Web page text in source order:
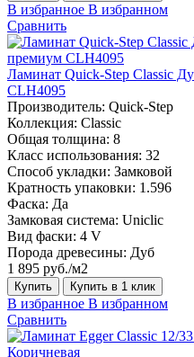
В избранное В избранном
Сравнить
Ламинат Quick-Step Classic
CLH4095
Производитель: Quick-Step
Коллекция: Classic
Общая толщина: 8
Класс использования: 32
Способ укладки: Замковой
Кратность упаковки: 1.596
Фаска: Да
Замковая система: Uniclic
Вид фаски: 4 V
Порода древесины: Дуб
1 895 руб./м2
Купить Купить в 1 клик
В избранное В избранном
Сравнить